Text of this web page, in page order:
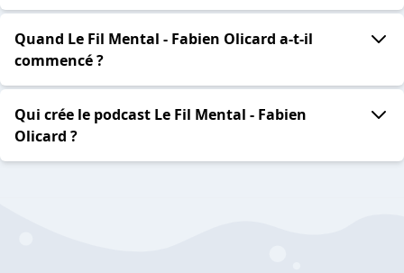
Quand Le Fil Mental - Fabien Olicard a-t-il
commencé ?
Qui crée le podcast Le Fil Mental - Fabien
Olicard ?